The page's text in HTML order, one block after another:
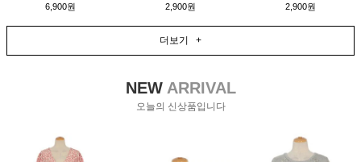
6,900원
2,900원
2,900원
더보기 +
NEWARRIVAL
오늘의 신상품입니다